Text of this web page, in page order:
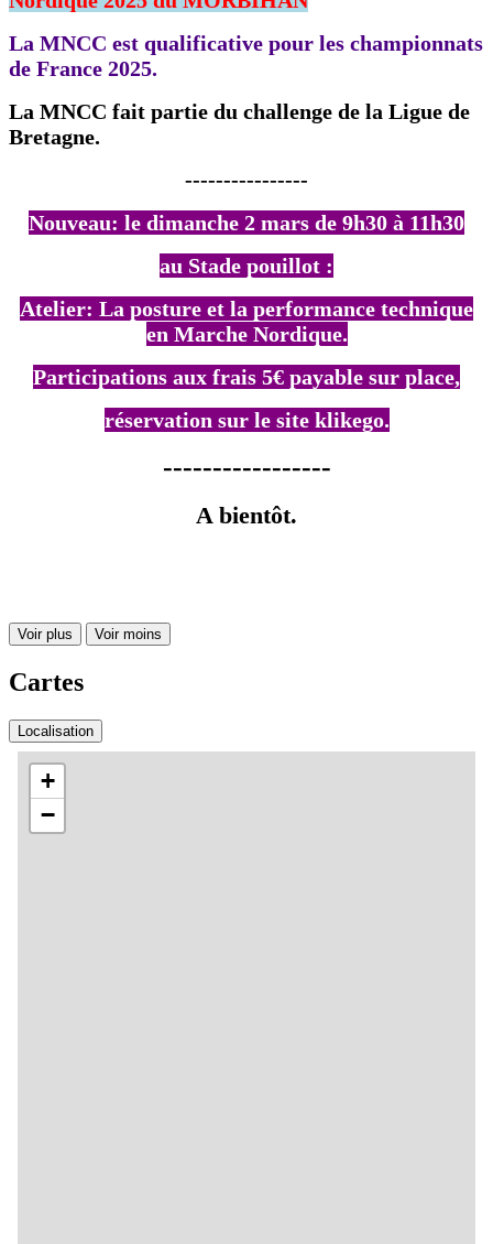
La MNCC est qualificative pour les championnats
de France 2025.
La MNCC fait partie du challenge de la Ligue de
Bretagne.
----------------
Nouveau: le dimanche 2 mars de 9h30 à 11h30
au Stade pouillot :
Atelier: La posture et la performance technique
en Marche Nordique.
Participations aux frais 5€ payable sur place,
réservation sur le site klikego.
-----------------
A bientôt.
Voir plus Voir moins
Cartes
Localisation